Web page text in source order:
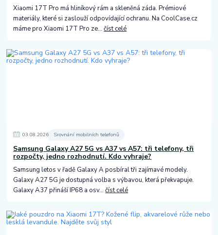
Xiaomi 17T Pro má hliníkový rám a skleněná záda. Prémiové
materiály, které si zaslouží odpovídající ochranu. Na CoolCase.cz
máme pro Xiaomi 17T Pro ze...číst celé
03.08.2026 Srovnání mobilních telefonů
Samsung Galaxy A27 5G vs A37 vs A57: tři telefony, tři
rozpočty, jedno rozhodnutí. Kdo vyhraje?
Samsung letos v řadě Galaxy A posbíral tři zajímavé modely.
Galaxy A27 5G je dostupná volba s výbavou, která překvapuje.
Galaxy A37 přináší IP68 a osv...číst celé